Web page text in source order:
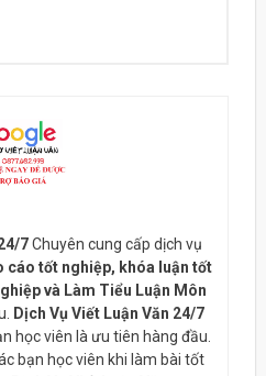
7Chuyên cung cấp dịch vụ
cáo tốt nghiệp, khóa luận tốt
và Làm Tiểu Luận Môn
Dịch Vụ Viết Luận Văn 24/7
học viên là ưu tiên hàng đầu.
bạn học viên khi làm bài tốt